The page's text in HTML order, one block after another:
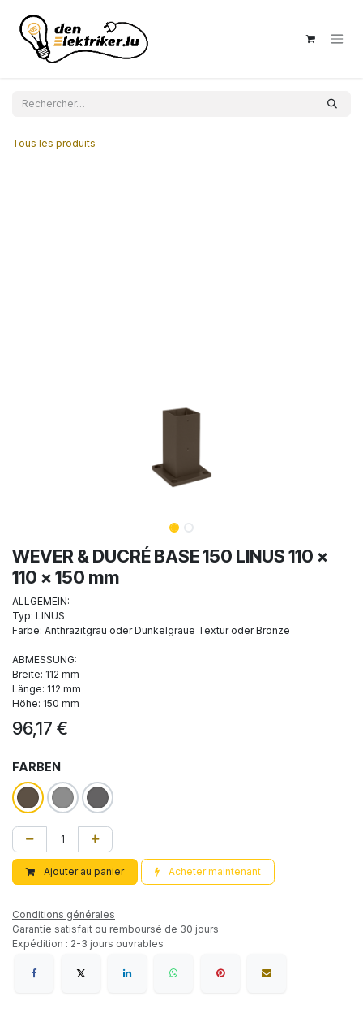
Tous les produits
WEVER & DUCRÉ BASE 150 LINUS 110 x
110 x 150 mm
ALLGEMEIN:
Typ: LINUS
Farbe: Anthrazitgrau oder Dunkelgraue Textur oder Bronze
ABMESSUNG:
Breite: 112 mm
Länge: 112 mm
Höhe: 150 mm
96,17 €
FARBEN
Ajouter au panier Acheter maintenant
Conditions générales
Garantie satisfait ou remboursé de 30 jours
Expédition : 2-3 jours ouvrables